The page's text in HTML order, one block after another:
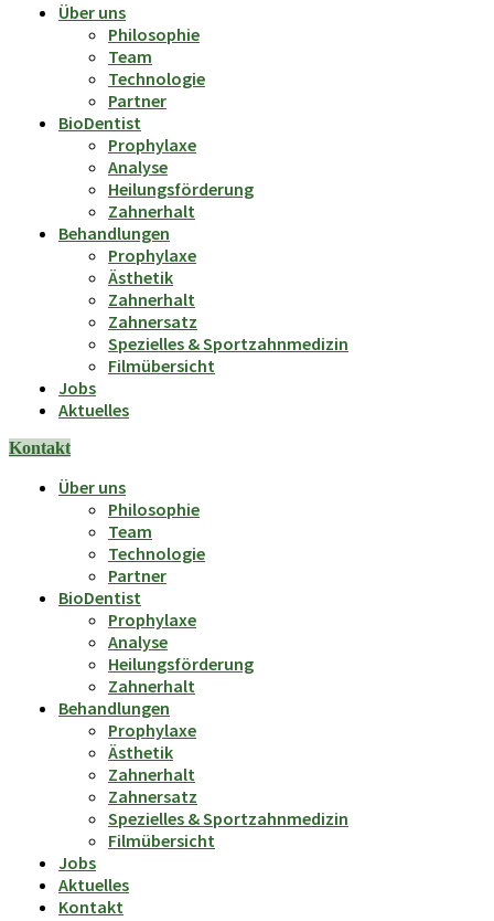
Über uns
Philosophie
Team
Technologie
Partner
BioDentist
Prophylaxe
Analyse
Heilungsförderung
Zahnerhalt
Behandlungen
Prophylaxe
Ästhetik
Zahnerhalt
Zahnersatz
Spezielles & Sportzahnmedizin
Filmübersicht
Jobs
Aktuelles
Kontakt
Über uns
Philosophie
Team
Technologie
Partner
BioDentist
Prophylaxe
Analyse
Heilungsförderung
Zahnerhalt
Behandlungen
Prophylaxe
Ästhetik
Zahnerhalt
Zahnersatz
Spezielles & Sportzahnmedizin
Filmübersicht
Jobs
Aktuelles
Kontakt